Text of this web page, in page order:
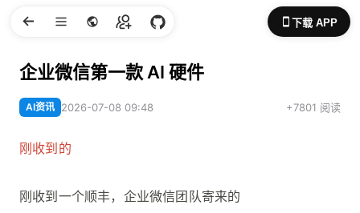
下载 APP
企业微信第一款 AI 硬件
AI资讯 2026-07-08 09:48 +7801 阅读
刚收到的
刚收到一个顺丰，企业微信团队寄来的